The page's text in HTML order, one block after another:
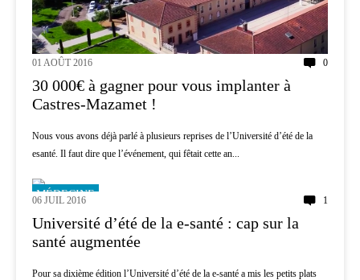
01 AOÛT 2016 0
30 000€ à gagner pour vous implanter à
Castres-Mazamet !
Nous vous avons déjà parlé à plusieurs reprises de l’Université d’été de la
esanté. Il faut dire que l’événement, qui fêtait cette an...
MÉDECINE
06 JUIL 2016 1
Université d’été de la e-santé : cap sur la
santé augmentée
Pour sa dixième édition l’Université d’été de la e-santé a mis les petits plats